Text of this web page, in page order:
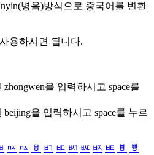
병음)방식으로 중국어를 변환
용하시면 됩니다.
zhongwen을 입력하시고 space를
beijing을 입력하시고 space를 누르
ㅯ ㅰ ㅱ ㅲ ㅳ ㅴ ㅵ ㅶ ㅷ ㅸ
ㅹ